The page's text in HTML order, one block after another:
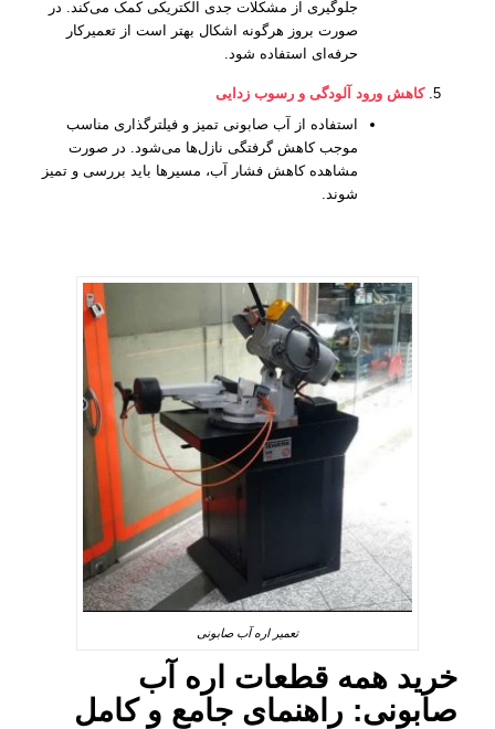
جلوگیری از مشکلات جدی الکتریکی کمک می‌کند. در
صورت بروز هرگونه اشکال بهتر است از تعمیرکار
حرفه‌ای استفاده شود.
کاهش ورود آلودگی و رسوب زدایی
استفاده از آب صابونی تمیز و فیلترگذاری مناسب
موجب کاهش گرفتگی نازل‌ها می‌شود. در صورت
مشاهده کاهش فشار آب، مسیرها باید بررسی و تمیز
شوند.
تعمیر اره آب صابونی
خرید همه قطعات اره آب
صابونی: راهنمای جامع و کامل